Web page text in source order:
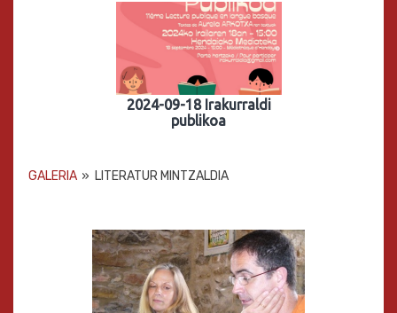
2024-09-18 Irakurraldi
publikoa
GALERIA » LITERATUR MINTZALDIA